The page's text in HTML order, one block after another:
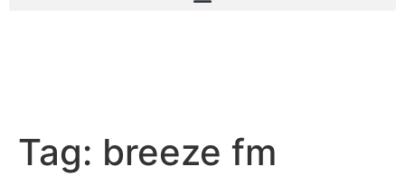
Tag: breeze fm